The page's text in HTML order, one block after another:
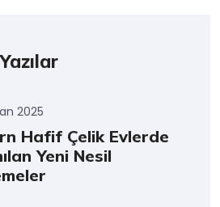
2025
Hafif Çelik Evlerde
Yeni Nesil